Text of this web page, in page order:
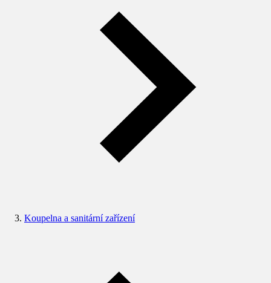
Koupelna a sanitární zařízení